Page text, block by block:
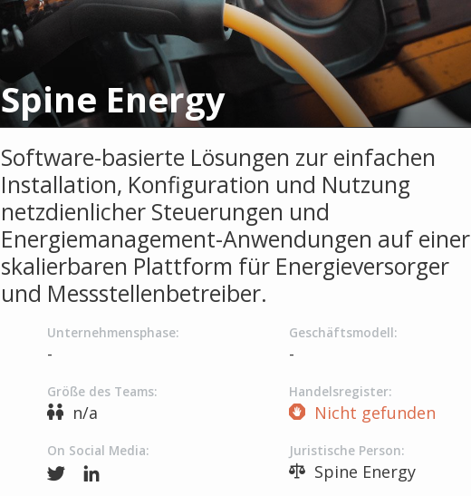
Spine Energy
Software-basierte Lösungen zur einfachen
Installation, Konfiguration und Nutzung
netzdienlicher Steuerungen und
Energiemanagement-Anwendungen auf einer
skalierbaren Plattform für Energieversorger
und Messstellenbetreiber.
Unternehmensphase:
-
Geschäftsmodell:
-
Größe des Teams:
n/a
Handelsregister:
Nicht gefunden
On Social Media: Juristische Person:
Spine Energy